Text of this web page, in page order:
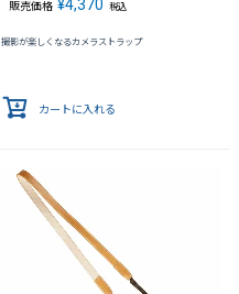
販売価格 ¥4,370 税込
撮影が楽しくなるカメラストラップ
カートに入れる